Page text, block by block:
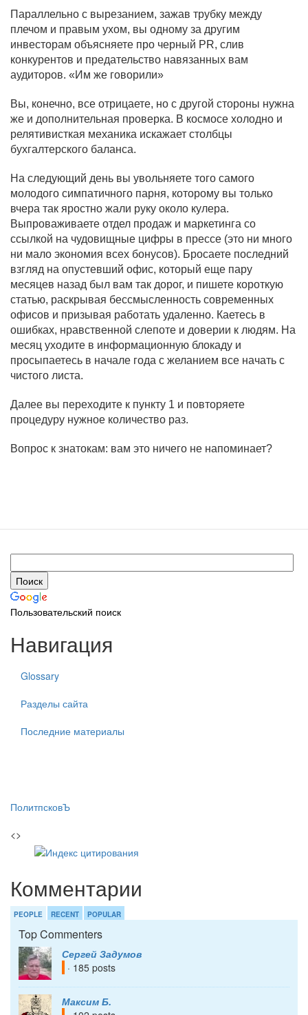
Параллельно с вырезанием, зажав трубку между
плечом и правым ухом, вы одному за другим
инвесторам объясняете про черный PR, слив
конкурентов и предательство навязанных вам
аудиторов. «Им же говорили»
Вы, конечно, все отрицаете, но с другой стороны нужна
же и дополнительная проверка. В космосе холодно и
релятивисткая механика искажает столбцы
бухгалтерского баланса.
На следующий день вы увольняете того самого
молодого симпатичного парня, которому вы только
вчера так яростно жали руку около кулера.
Выпроваживаете отдел продаж и маркетинга со
ссылкой на чудовищные цифры в прессе (это ни много
ни мало экономия всех бонусов). Бросаете последний
взгляд на опустевший офис, который еще пару
месяцев назад был вам так дорог, и пишете короткую
статью, раскрывая бессмысленность современных
офисов и призывая работать удаленно. Каетесь в
ошибках, нравственной слепоте и доверии к людям. На
месяц уходите в информационную блокаду и
просыпаетесь в начале года с желанием все начать с
чистого листа.
Далее вы переходите к пункту 1 и повторяете
процедуру нужное количество раз.
Вопрос к знатокам: вам это ничего не напоминает?
Пользовательский поиск
Навигация
Glossary
Разделы сайта
Последние материалы
ПолитпсковЪ
<>
Комментарии
PEOPLE RECENT POPULAR
Top Commenters
Сергей Задумов
· 185 posts
Максим Б.